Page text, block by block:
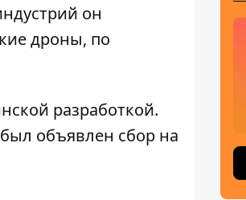
он
дроны, по
разработкой.
объявлен сбор на